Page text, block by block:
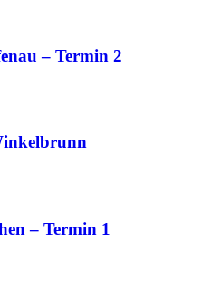
– Termin 2
– Termin 1